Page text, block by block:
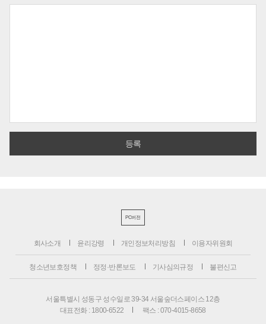
PC버전
회사소개 윤리강령 개인정보처리방침 이용자위원회
청소년보호정책 정정·반론보도 기사심의규정 불편신고
서울특별시 성동구 성수일로 39-34 서울숲더스페이스 12층
대표전화 : 1800-6522
팩스 : 070-4015-8658